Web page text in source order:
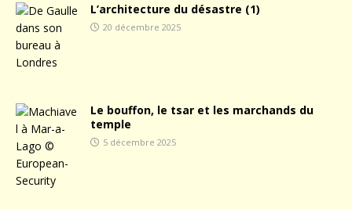
L’architecture du désastre (1)
20 décembre 2025
Le bouffon, le tsar et les marchands du
temple
5 décembre 2025